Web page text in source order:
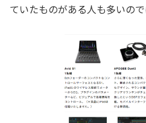
ていたものがある人も多いの